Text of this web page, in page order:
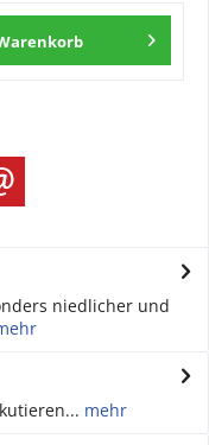
niedlicher und
mehr